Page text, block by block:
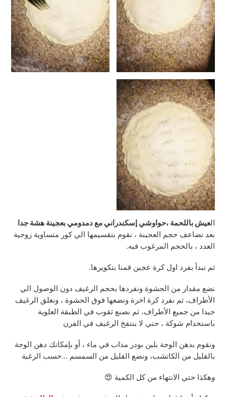
العيش باللحمة ،حواوشي إسكندراني مع دمدومي بعجينة هشة جدا
بعد تضاعف حجم العجينة ، نقوم بتقسيمها الي كور متساوية زوجية
العدد ، بالحجم المرغوب فيه.
ثم نبدأ بفرد اول كرة عجين قمنا بتكويرها.
نضع مقدار من الحشوة ونفردها بحجم الرغيف دون الوصول الي
الأطراف، ثم نفرد كرة اخرة ونضعها فوق الحشوة ، ونغلق الرغيف
جيدا من جميع الأطراف، ثم نصنع ثقوب في الطبقة العلوية
باستخدام شوكة ، حتي لا ينتفخ الرغيف في الفرن
ونقوم بدهن الوجة بلبن بودر مذاب في ماء ، أو بإمكانك دهن الوجة
بالقليل من الكاتشب، ونضع القليل من السمسم …حسب الرغبة
وهكذا حتي الانتهاء من كل الكمية 😍